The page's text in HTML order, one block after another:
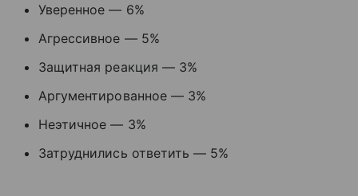
Уверенное— 6%
Агрессивное —5%
Защитная реакция —3%
Аргументированное —3%
Неэтичное— 3%
Затруднились ответить— 5%